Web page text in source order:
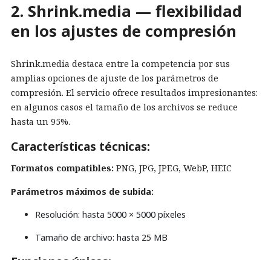
2. Shrink.media — flexibilidad
en los ajustes de compresión
Shrink.media destaca entre la competencia por sus
amplias opciones de ajuste de los parámetros de
compresión. El servicio ofrece resultados impresionantes:
en algunos casos el tamaño de los archivos se reduce
hasta un 95%.
Características técnicas:
Formatos compatibles: PNG, JPG, JPEG, WebP, HEIC
Parámetros máximos de subida:
Resolución: hasta 5000 × 5000 píxeles
Tamaño de archivo: hasta 25 MB